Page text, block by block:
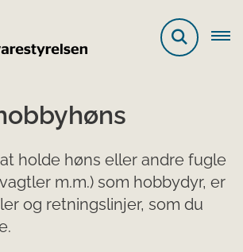
holde høns eller andre fugle
m.m.) som hobbydyr, er
og retningslinjer, som du